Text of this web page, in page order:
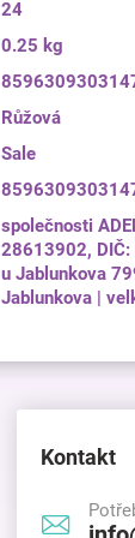
24
0.25 kg
Růžová
Sale
společnosti
28613902,
u Jablunkova
Jablunkova |
Kontakt